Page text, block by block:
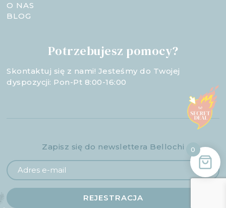
O NAS
BLOG
Potrzebujesz pomocy?
Skontaktuj się z nami! Jesteśmy do Twojej
dyspozycji: Pon-Pt 8:00-16:00
Zapisz się do newslettera Bellochi 0